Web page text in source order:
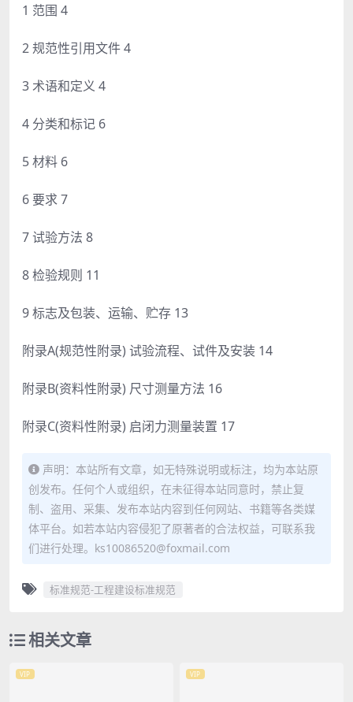
1 范围 4
2 规范性引用文件 4
3 术语和定义 4
4 分类和标记 6
5 材料 6
6 要求 7
7 试验方法 8
8 检验规则 11
9 标志及包装、运输、贮存 13
附录A(规范性附录) 试验流程、试件及安装 14
附录B(资料性附录) 尺寸测量方法 16
附录C(资料性附录) 启闭力测量装置 17
声明：本站所有文章，如无特殊说明或标注，均为本站原
创发布。任何个人或组织，在未征得本站同意时，禁止复
制、盗用、采集、发布本站内容到任何网站、书籍等各类媒
体平台。如若本站内容侵犯了原著者的合法权益，可联系我
们进行处理。ks10086520@foxmail.com
标准规范-工程建设标准规范
相关文章
VIP VIP